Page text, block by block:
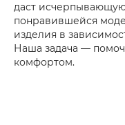
даст
понравившейся
изделия в
Наша задача —
комфортом.